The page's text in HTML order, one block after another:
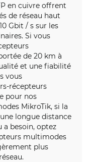
en cuivre offrent
de réseau haut
Gbit / s sur les
Si vous
de 20 km à
et une fiabilité
vous
récepteurs
pour nos
MikroTik, si la
longue distance
a besoin, optez
multimodes
plus